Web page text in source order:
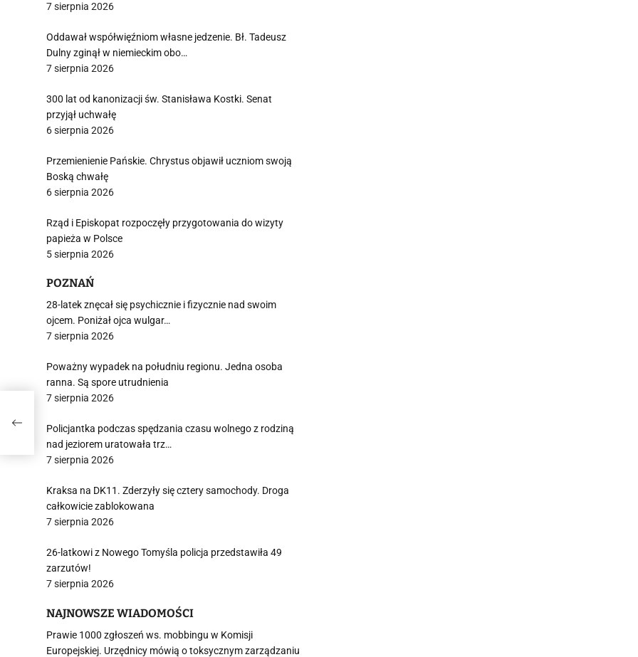
7 sierpnia 2026
Oddawał współwięźniom własne jedzenie. Bł. Tadeusz
Dulny zginął w niemieckim obo…
7 sierpnia 2026
300 lat od kanonizacji św. Stanisława Kostki. Senat
przyjął uchwałę
6 sierpnia 2026
Przemienienie Pańskie. Chrystus objawił uczniom swoją
Boską chwałę
6 sierpnia 2026
Rząd i Episkopat rozpoczęły przygotowania do wizyty
papieża w Polsce
5 sierpnia 2026
POZNAŃ
28-latek znęcał się psychicznie i fizycznie nad swoim
ojcem. Poniżał ojca wulgar…
7 sierpnia 2026
Poważny wypadek na południu regionu. Jedna osoba
ranna. Są spore utrudnienia
7 sierpnia 2026
Policjantka podczas spędzania czasu wolnego z rodziną
nad jeziorem uratowała trz…
7 sierpnia 2026
Kraksa na DK11. Zderzyły się cztery samochody. Droga
całkowicie zablokowana
7 sierpnia 2026
26-latkowi z Nowego Tomyśla policja przedstawiła 49
zarzutów!
7 sierpnia 2026
NAJNOWSZE WIADOMOŚCI
Prawie 1000 zgłoszeń ws. mobbingu w Komisji
Europejskiej. Urzędnicy mówią o toksycznym zarządzaniu